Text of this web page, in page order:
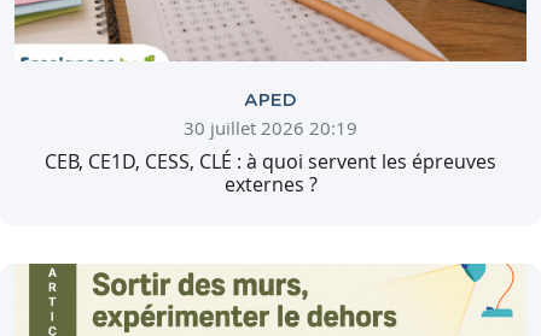
APED
30 juillet 2026 20:19
CEB, CE1D, CESS, CLÉ : à quoi servent les épreuves
externes ?